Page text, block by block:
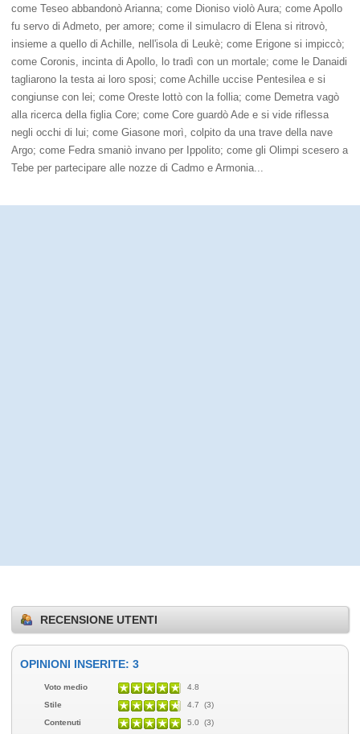
come Teseo abbandonò Arianna; come Dioniso violò Aura; come Apollo
fu servo di Admeto, per amore; come il simulacro di Elena si ritrovò,
insieme a quello di Achille, nell'isola di Leukè; come Erigone si impiccò;
come Coronis, incinta di Apollo, lo tradì con un mortale; come le Danaidi
tagliarono la testa ai loro sposi; come Achille uccise Pentesilea e si
congiunse con lei; come Oreste lottò con la follia; come Demetra vagò
alla ricerca della figlia Core; come Core guardò Ade e si vide riflessa
negli occhi di lui; come Giasone morì, colpito da una trave della nave
Argo; come Fedra smaniò invano per Ippolito; come gli Olimpi scesero a
Tebe per partecipare alle nozze di Cadmo e Armonia...
RECENSIONE UTENTI
OPINIONI INSERITE: 3
Voto medio
4.8
Stile
4.7 (3)
Contenuti
5.0 (3)